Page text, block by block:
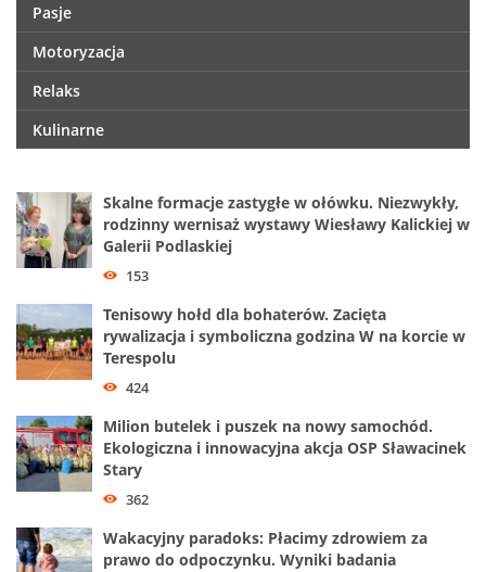
Pasje
Motoryzacja
Relaks
Kulinarne
Skalne formacje zastygłe w ołówku. Niezwykły,
rodzinny wernisaż wystawy Wiesławy Kalickiej w
Galerii Podlaskiej
153
Tenisowy hołd dla bohaterów. Zacięta
rywalizacja i symboliczna godzina W na korcie w
Terespolu
424
Milion butelek i puszek na nowy samochód.
Ekologiczna i innowacyjna akcja OSP Sławacinek
Stary
362
Wakacyjny paradoks: Płacimy zdrowiem za
prawo do odpoczynku. Wyniki badania